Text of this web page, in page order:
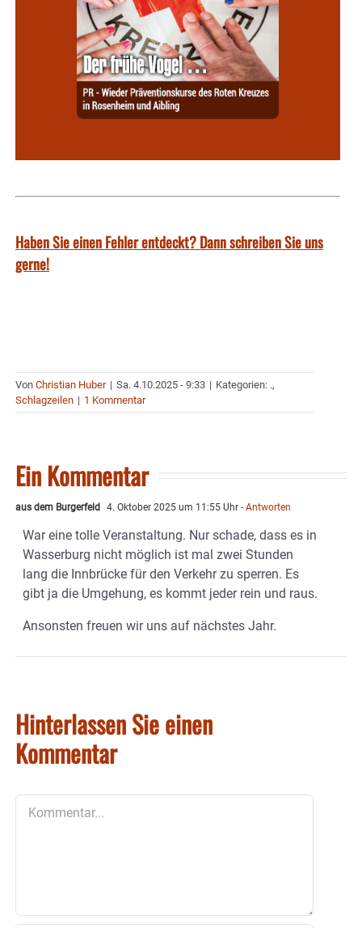
Haben Sie einen Fehler entdeckt? Dann schreiben Sie uns
gerne!
Von Christian Huber | Sa. 4.10.2025 - 9:33 | Kategorien: .,
Schlagzeilen | 1 Kommentar
Ein Kommentar
aus dem Burgerfeld 4. Oktober 2025 um 11:55 Uhr - Antworten
War eine tolle Veranstaltung. Nur schade, dass es in
Wasserburg nicht möglich ist mal zwei Stunden
lang die Innbrücke für den Verkehr zu sperren. Es
gibt ja die Umgehung, es kommt jeder rein und raus.
Ansonsten freuen wir uns auf nächstes Jahr.
Hinterlassen Sie einen
Kommentar